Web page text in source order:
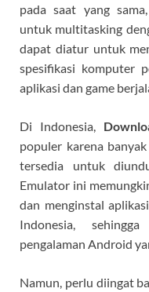
pada saat yang
untuk multitasking
dapat diatur untuk
spesifikasi komputer
aplikasi dan game
Di Indonesia,
populer karena
tersedia untuk
Emulator ini
dan menginstal
Indonesia,
pengalaman Android
Namun, perlu diingat